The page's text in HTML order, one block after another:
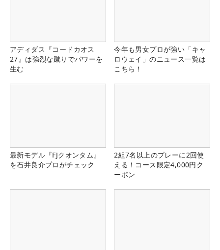
アディダス『コードカオス
27』は強烈な蹴りでパワーを
生む
今年も男女プロが強い「キャ
ロウェイ」のニュース一覧は
こちら！
最新モデル『FJクオンタム』
を石井良介プロがチェック
2組7名以上のプレーに2回使
える！コース限定4,000円ク
ーポン